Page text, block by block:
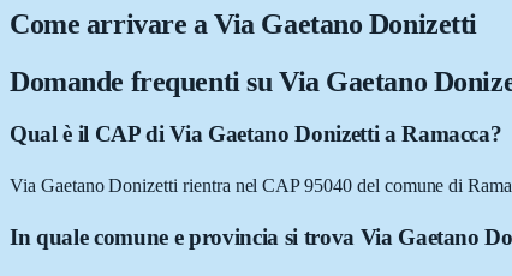
Come arrivare aVia Gaetano Donizetti
Domande frequenti su Via Gaetano
Qual è il CAP di Via Gaetano Donizetti a Ramacca?
Via Gaetano Donizetti rientra nel CAP 95040 del comune di
In quale comune e provincia si trova Via Gaetano